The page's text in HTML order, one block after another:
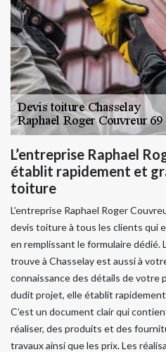
L’entreprise Raphael
établit rapidement et
toiture
L’entreprise Raphael Roger
devis toiture à tous les clients qui
en remplissant le formulaire dédié.
trouve à Chasselay est aussi à
connaissance des détails de votre
dudit projet, elle établit
C’est un document clair qui
réaliser, des produits et des
travaux ainsi que les prix. Les